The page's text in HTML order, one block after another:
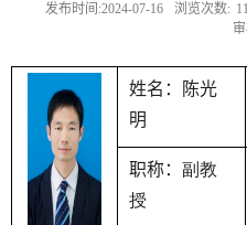
发布时间:2024-07-16 浏览次数:
姓名：陈光
明
职称： 副教
授